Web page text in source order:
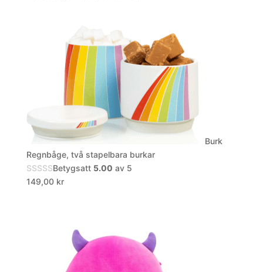
Burk
Regnbåge, två stapelbara burkar
Betygsatt 5.00 av 5
149,00 kr